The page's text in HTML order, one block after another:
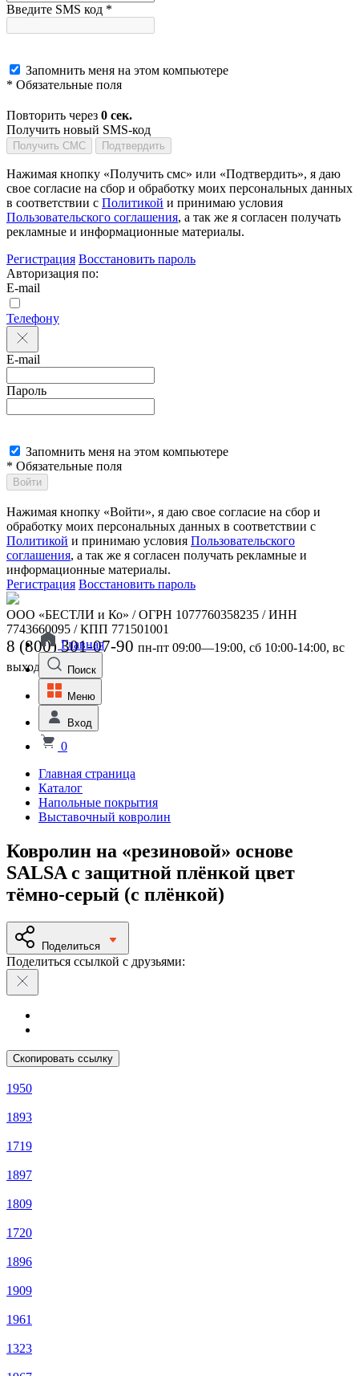
Введите SMS код *
Запомнить меня на этом компьютере
* Обязательные поля
Повторить через 0 сек.
Получить новый SMS-код
Получить СМС Подтвердить
Нажимая кнопку «Получить смс» или «Подтвердить», я даю
свое согласие на сбор и обработку моих персональных данных
в соответствии с Политикой и принимаю условия
Пользовательского соглашения, а так же я согласен получать
рекламные и информационные материалы.
Регистрация Восстановить пароль
Авторизация по:
E-mail
Телефону
E-mail
Пароль
Запомнить меня на этом компьютере
* Обязательные поля
Войти
Нажимая кнопку «Войти», я даю свое согласие на сбор и
обработку моих персональных данных в соответствии с
Политикой и принимаю условия Пользовательского
соглашения, а так же я согласен получать рекламные и
информационные материалы.
Регистрация Восстановить пароль
ООО «БЕСТЛИ и Ко» / ОГРН 1077760358235 / ИНН
7743660095 / КПП 771501001
8 (800) 301-07-90 пн-пт 09:00—19:00, сб 10:00-14:00, вс
выходной
Главная
Поиск
Меню
Вход
0
Главная страница
Каталог
Напольные покрытия
Выставочный ковролин
Ковролин на «резиновой» основе
SALSA с защитной плёнкой цвет
тёмно-серый (с плёнкой)
Поделиться
Поделиться ссылкой с друзьями:
Скопировать ссылку
1950
1893
1719
1897
1809
1720
1896
1909
1961
1323